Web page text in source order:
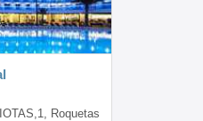
Roquetas